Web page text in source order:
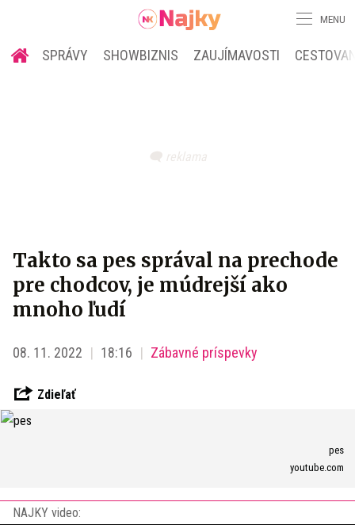
MENU
SPRÁVY SHOWBIZNIS ZAUJÍMAVOSTI
Takto sa pes správal na prechode
pre chodcov, je múdrejší ako
mnoho ľudí
08. 11. 2022 18:16 Zábavné príspevky
Zdieľať
pes
youtube.com
NAJKY video: